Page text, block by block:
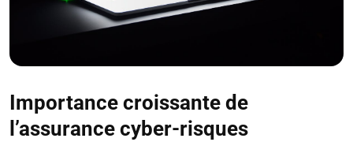
Importance croissante de
l’assurance cyber-risques